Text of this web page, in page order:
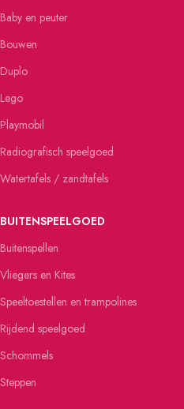
Baby en peuter
Bouwen
Duplo
Lego
Playmobil
Radiografisch speelgoed
Watertafels / zandtafels
BUITENSPEELGOED
Buitenspellen
Vliegers en Kites
Speeltoestellen en trampolines
Rijdend speelgoed
Schommels
Steppen